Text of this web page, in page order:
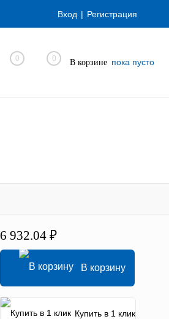
Вход Регистрация
0 0 В корзине пока пусто
6 932.04 ₽
В корзину
Купить в 1 клик